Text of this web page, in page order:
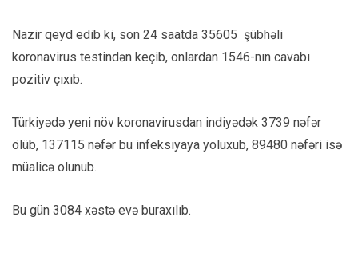
Nazir qeyd edib ki, son 24 saatda 35605 şübhəli
koronavirus testindən keçib, onlardan 1546-nın cavabı
pozitiv çıxıb.
Türkiyədə yeni növ koronavirusdan indiyədək 3739 nəfər
ölüb, 137115 nəfər bu infeksiyaya yoluxub, 89480 nəfəri isə
müalicə olunub.
Bu gün 3084 xəstə evə buraxılıb.